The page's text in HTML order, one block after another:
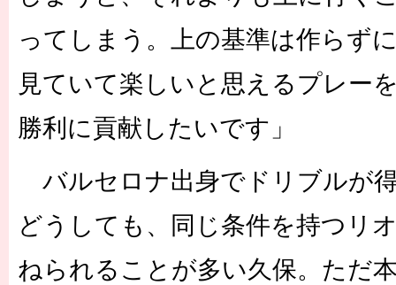
ってしまう。上の基準は作らず
見ていて楽しいと思えるプレー
勝利に貢献したいです」
バルセロナ出身でドリブルが
どうしても、同じ条件を持つリ
ねられることが多い久保。ただ